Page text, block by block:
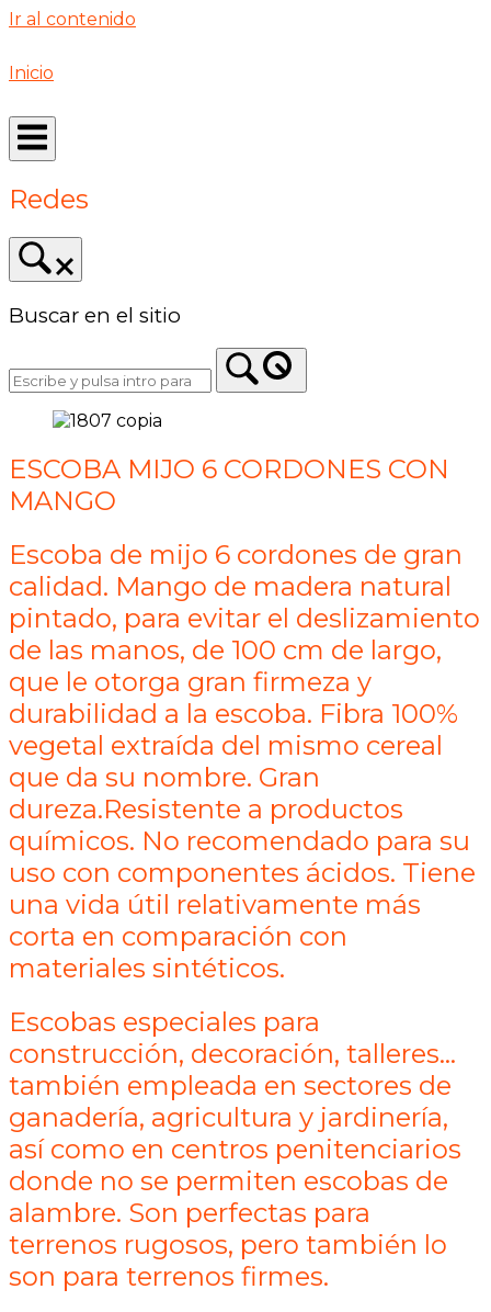
Ir al contenido
Inicio
Redes
Buscar en el sitio
ESCOBA MIJO 6 CORDONES CON
MANGO
Escoba de mijo 6 cordones de gran
calidad. Mango de madera natural
pintado, para evitar el deslizamiento
de las manos, de 100 cm de largo,
que le otorga gran firmeza y
durabilidad a la escoba. Fibra 100%
vegetal extraída del mismo cereal
que da su nombre. Gran
dureza.Resistente a productos
químicos. No recomendado para su
uso con componentes ácidos. Tiene
una vida útil relativamente más
corta en comparación con
materiales sintéticos.
Escobas especiales para
construcción, decoración, talleres…
también empleada en sectores de
ganadería, agricultura y jardinería,
así como en centros penitenciarios
donde no se permiten escobas de
alambre. Son perfectas para
terrenos rugosos, pero también lo
son para terrenos firmes.